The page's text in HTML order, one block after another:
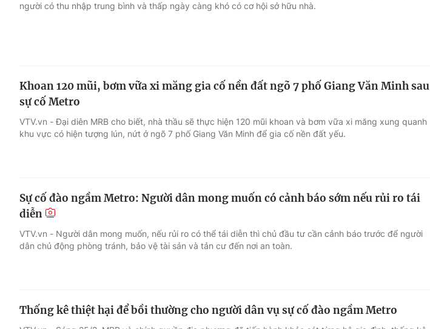
người có thu nhập trung bình và thấp ngày càng khó có cơ hội sở hữu nhà.
Khoan 120 mũi, bơm vữa xi măng gia cố nền đất ngõ 7 phố Giang Văn Minh sau
sự cố Metro
VTV.vn - Đại diên MRB cho biết, nhà thầu sẽ thực hiện 120 mũi khoan và bơm vữa xi măng xung quanh
khu vực có hiện tượng lún, nứt ở ngõ 7 phố Giang Văn Minh để gia cố nền đất yếu.
Sự cố đào ngầm Metro: Người dân mong muốn có cảnh báo sớm nếu rủi ro tái
diễn
VTV.vn - Người dân mong muốn, nếu rủi ro có thể tái diễn thì chủ đầu tư cần cảnh báo trước để người
dân chủ động phòng tránh, bảo vệ tài sản và tản cư đến nơi an toàn.
Thống kê thiệt hại để bồi thường cho người dân vụ sự cố đào ngầm Metro